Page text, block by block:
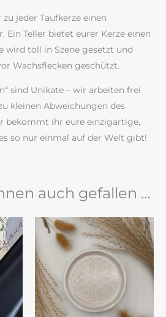
jeder Taufkerze einen
Ein Teller bietet eurer Kerze einen
wird toll in Szene gesetzt und
Wachsflecken geschützt.
sind Unikate – wir arbeiten frei
kleinen Abweichungen des
bekommt ihr eure einzigartige,
so nur einmal auf der Welt gibt!
auch gefallen …